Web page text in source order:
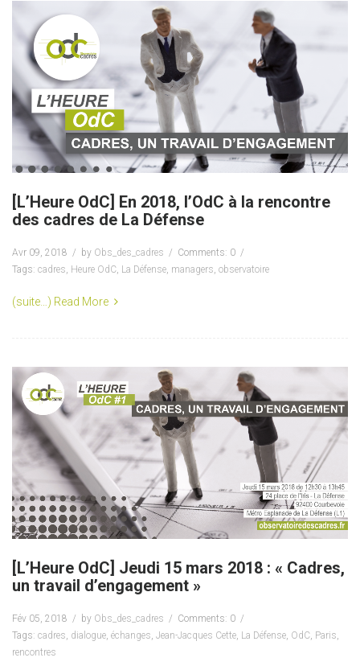
[L’Heure OdC] En 2018, l’OdC à la rencontre
des cadres de La Défense
Avr 09, 2018 by Obs_des_cadres
Comments: 0
Tags: cadres, Heure OdC, La Défense, managers, observatoire
(suite…) Read More
[L’Heure OdC] Jeudi 15 mars 2018 : « Cadres,
un travail d’engagement »
Fév 05, 2018 by Obs_des_cadres
Comments: 0
Tags: cadres, dialogue, échanges, Jean-Jacques Cette, La Défense, OdC, Paris,
rencontres